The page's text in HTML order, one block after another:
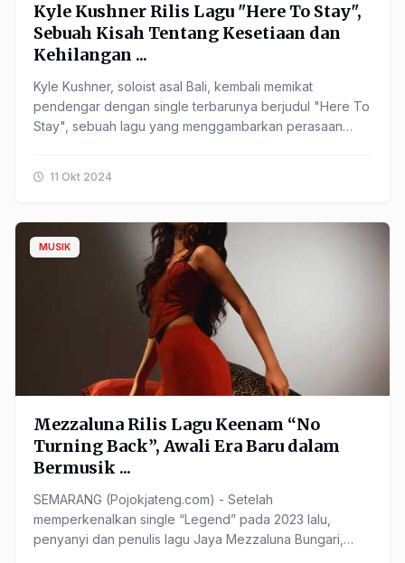
Kyle Kushner Rilis Lagu "Here To Stay",
Sebuah Kisah Tentang Kesetiaan dan
Kehilangan ...
Kyle Kushner, soloist asal Bali, kembali memikat
pendengar dengan single terbarunya berjudul "Here To
Stay", sebuah lagu yang menggambarkan perasaan
11 Okt 2024
MUSIK
Mezzaluna Rilis Lagu Keenam “No
Turning Back”, Awali Era Baru dalam
Bermusik ...
SEMARANG (Pojokjateng.com) - Setelah
memperkenalkan single “Legend” pada 2023 lalu,
penyanyi dan penulis lagu Jaya Mezzaluna Bungari,